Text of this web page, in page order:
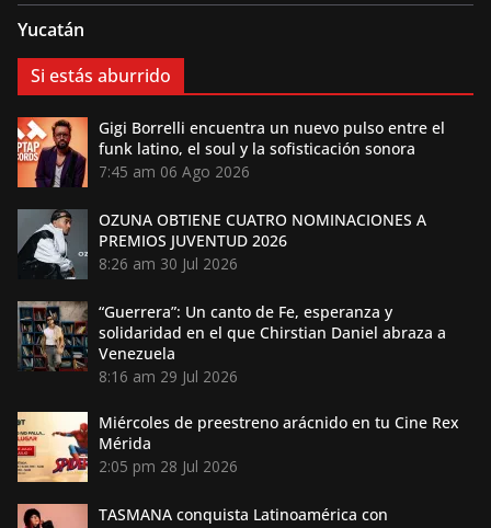
Yucatán
Si estás aburrido
Gigi Borrelli encuentra un nuevo pulso entre el
funk latino, el soul y la sofisticación sonora
7:45 am 06 Ago 2026
OZUNA OBTIENE CUATRO NOMINACIONES A
PREMIOS JUVENTUD 2026
8:26 am 30 Jul 2026
“Guerrera”: Un canto de Fe, esperanza y
solidaridad en el que Chirstian Daniel abraza a
Venezuela
8:16 am 29 Jul 2026
Miércoles de preestreno arácnido en tu Cine Rex
Mérida
2:05 pm 28 Jul 2026
TASMANA conquista Latinoamérica con